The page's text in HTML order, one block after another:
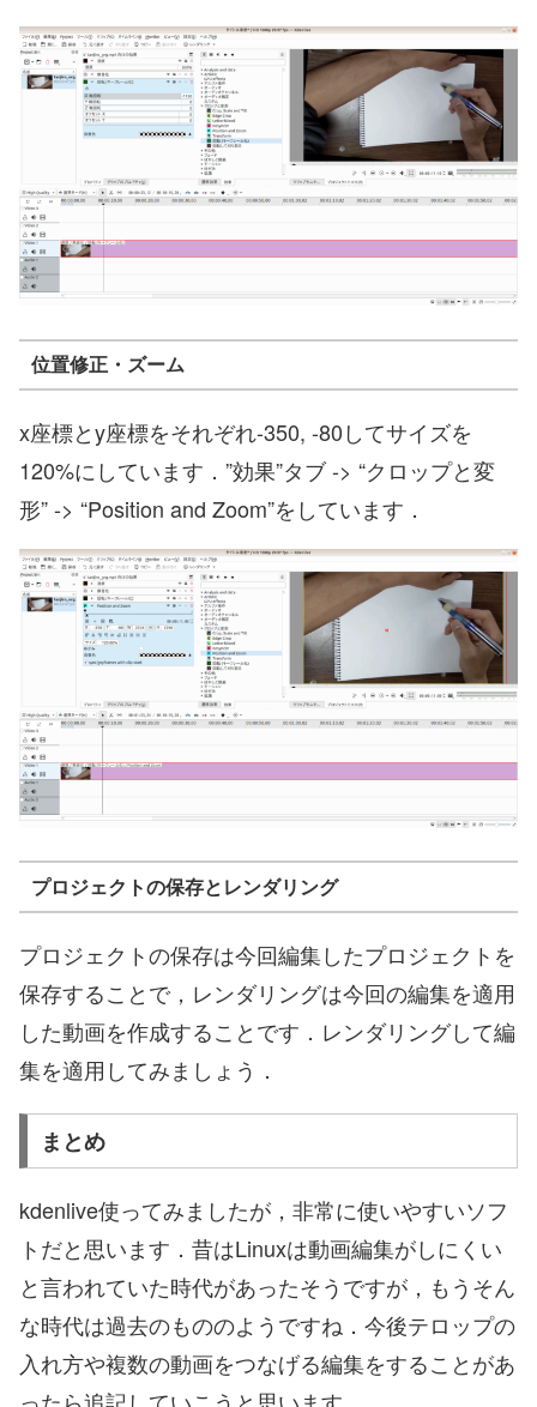
位置修正・ズーム
x座標とy座標をそれぞれ-350, -80してサイズを
120%にしています．”効果”タブ -> “クロップと変
形” -> “Position and Zoom”をしています．
プロジェクトの保存とレンダリング
プロジェクトの保存は今回編集したプロジェクトを
保存することで，レンダリングは今回の編集を適用
した動画を作成することです．レンダリングして編
集を適用してみましょう．
まとめ
kdenlive使ってみましたが，非常に使いやすいソフ
トだと思います．昔はLinuxは動画編集がしにくい
と言われていた時代があったそうですが，もうそん
な時代は過去のもののようですね．今後テロップの
入れ方や複数の動画をつなげる編集をすることがあ
ったら追記していこうと思います．